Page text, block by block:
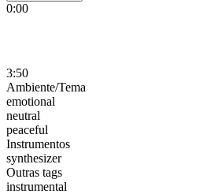
0:00
3:50
Ambiente/Tema
emotional
neutral
peaceful
Instrumentos
synthesizer
Outras tags
instrumental